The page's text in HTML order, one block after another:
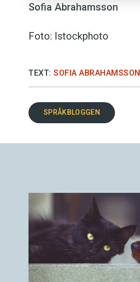
Sofia Abrahamsson
Foto: Istockphoto
TEXT: SOFIA ABRAHAMSSON
SPRÅKBLOGGEN